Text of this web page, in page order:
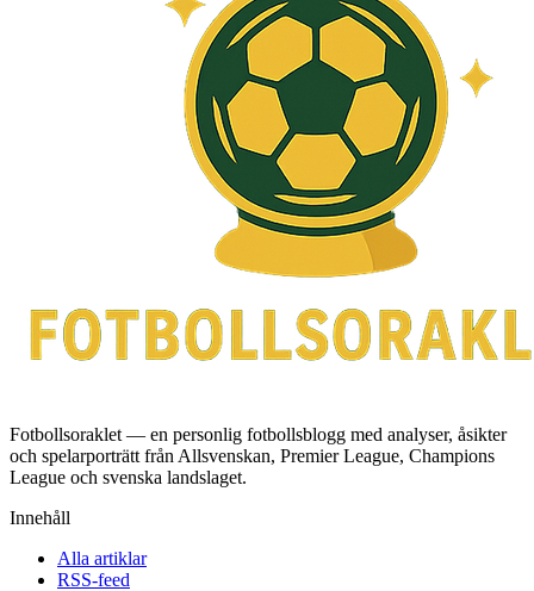
Fotbollsoraklet — en personlig fotbollsblogg med analyser, åsikter
och spelarporträtt från Allsvenskan, Premier League, Champions
League och svenska landslaget.
Innehåll
Alla artiklar
RSS-feed